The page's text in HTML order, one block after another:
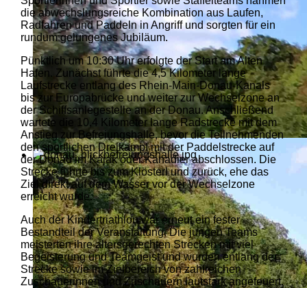
die abwechslungsreiche Kombination aus Laufen,
Radfahren und Paddeln in Angriff und sorgten für ein
rundum gelungenes Jubiläum.
Pünktlich um 10:30 Uhr erfolgte der Start am Alten
Hafen. Zunächst führte die 4,5 Kilometer lange
Laufstrecke entlang des Rhein-Main-Donau-Kanals
bis zur Europabrücke und weiter zur Wechselzone an
der Schiffsanlegestelle an der Donau. Anschließend
wartete die 10,4 Kilometer lange Radstrecke mit dem
Anstieg zur Befreiungshalle, bevor die Teilnehmenden
den sportlichen Dreikampf mit der Paddelstrecke auf
der Donau im Kajak oder Kanadier abschlossen. Die
Strecke führte bis zum Klösterl und zurück, ehe das
Ziel direkt auf dem Wasser vor der Wechselzone
erreicht wurde.
Auch der Kindertriathlon war erneut ein fester
Bestandteil der Veranstaltung. Die jungen Teams
meisterten ihre altersgerechten Strecken mit viel
Begeisterung und Teamgeist und wurden entlang der
Strecke sowie im Zielbereich von zahlreichen
Zuschauerinnen und Zuschauern lautstark angefeuert.